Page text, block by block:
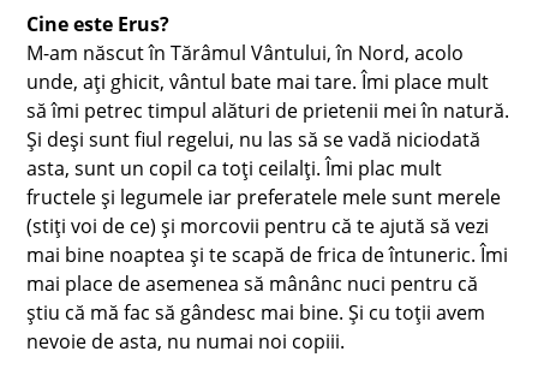
Cine este Erus?
M-am născut în Tărâmul Vântului, în Nord, acolo
unde, ați ghicit, vântul bate mai tare. Îmi place mult
să îmi petrec timpul alături de prietenii mei în natură.
Și deși sunt fiul regelui, nu las să se vadă niciodată
asta, sunt un copil ca toți ceilalți. Îmi plac mult
fructele și legumele iar preferatele mele sunt merele
(stiți voi de ce) și morcovii pentru că te ajută să vezi
mai bine noaptea și te scapă de frica de întuneric. Îmi
mai place de asemenea să mânânc nuci pentru că
știu că mă fac să gândesc mai bine. Și cu toții avem
nevoie de asta, nu numai noi copiii.